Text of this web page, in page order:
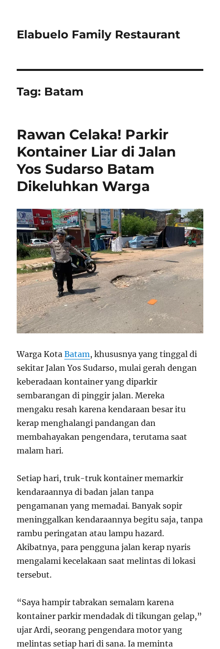
Elabuelo Family Restaurant
Tag: Batam
Rawan Celaka! Parkir
Kontainer Liar di Jalan
Yos Sudarso Batam
Dikeluhkan Warga
Warga KotaBatam, khususnya yang tinggal di
sekitar Jalan Yos Sudarso, mulai gerah dengan
keberadaan kontainer yang diparkir
sembarangan di pinggir jalan. Mereka
mengaku resah karena kendaraan besar itu
kerap menghalangi pandangan dan
membahayakan pengendara, terutama saat
malam hari.
Setiap hari, truk-truk kontainer memarkir
kendaraannya di badan jalan tanpa
pengamanan yang memadai. Banyak sopir
meninggalkan kendaraannya begitu saja, tanpa
rambu peringatan atau lampu hazard.
Akibatnya, para pengguna jalan kerap nyaris
mengalami kecelakaan saat melintas di lokasi
tersebut.
“Saya hampir tabrakan semalam karena
kontainer parkir mendadak di tikungan gelap,”
ujar Ardi, seorang pengendara motor yang
melintas setiap hari di sana. Ia meminta